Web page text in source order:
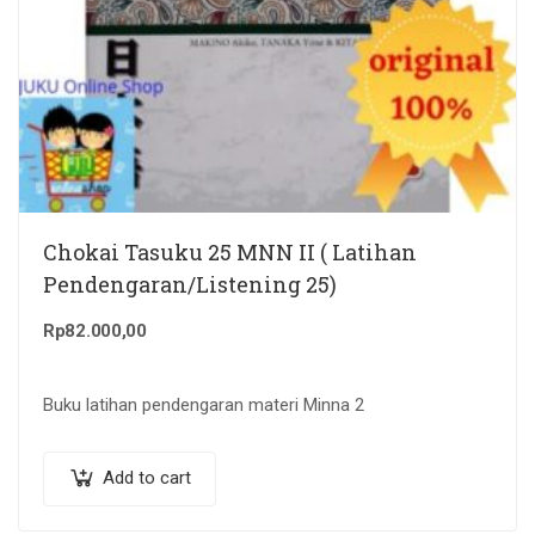
Chokai Tasuku 25 MNN II ( Latihan
Pendengaran/Listening 25)
Rp82.000,00
Buku latihan pendengaran materi Minna 2
Add to cart